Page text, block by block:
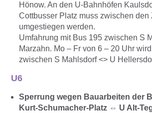
Hönow. An den U-Bahnhöfen
Cottbusser Platz muss zwischen den
umgestiegen werden.
Umfahrung mit Bus 195 zwischen S
Marzahn. Mo – Fr von 6 – 20 Uhr
zwischen S Mahlsdorf <> U
U6
Sperrung wegen Bauarbeiten der
Kurt-Schumacher-Platz ⇔ U Alt-